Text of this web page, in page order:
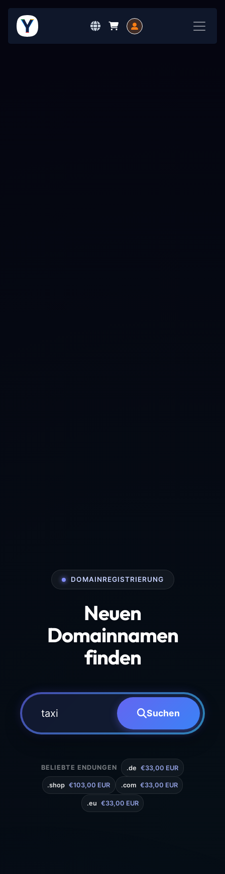
DOMAINREGISTRIERUNG
Neuen
Domainnamen
finden
Suchen
BELIEBTE ENDUNGEN .de €33,00 EUR
.shop €103,00 EUR .com €33,00 EUR
.eu €33,00 EUR